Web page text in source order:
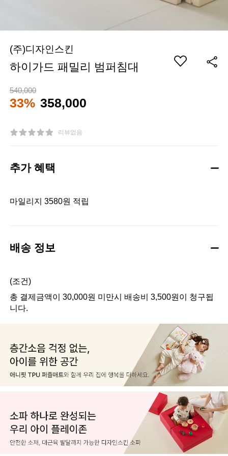
(주)디자인스킨
하이가드 패밀리 범퍼침대
540,000
33% 358,000
리뷰없음
추가 혜택
마일리지 3580원 적립
배송 정보
(조건)
총 결제금액이 30,000원 미만시 배송비 3,500원이 청구됩
니다.